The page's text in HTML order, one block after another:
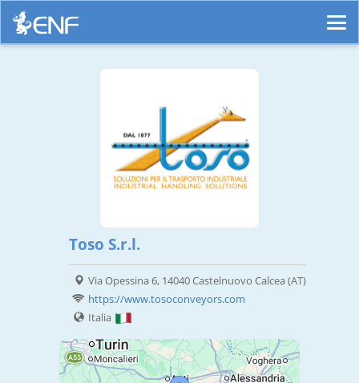
Toso S.r.l.
Via Opessina 6, 14040 Castelnuovo Calcea (AT)
https://www.tosoconveyors.com
Italia